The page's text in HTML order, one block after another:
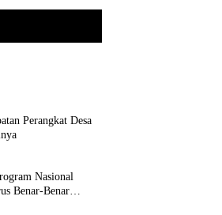
Perangkat Desa
Nasional
Benar-Benar